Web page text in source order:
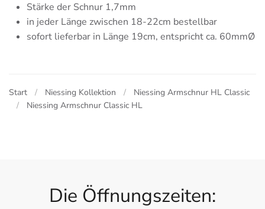
Stärke der Schnur 1,7mm
in jeder Länge zwischen 18-22cm bestellbar
sofort lieferbar in Länge 19cm, entspricht ca. 60mmØ
Start Niessing Kollektion
Niessing Armschnur HL Classic
Niessing Armschnur Classic HL
Die Öffnungszeiten: